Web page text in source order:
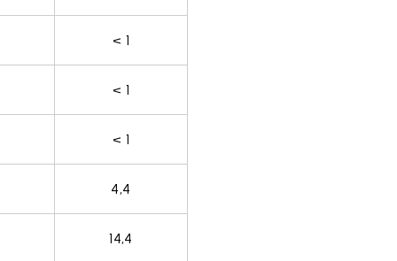
< 1
< 1
< 1
4,4
14,4